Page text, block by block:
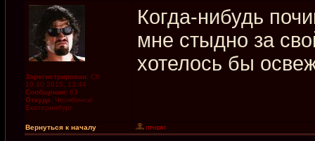
Зарегистрирован: Сб
10.10.2015, 13:44
Сообщения: 63
Откуда: Челябинск/
Екатеринбург
Когда-нибудь
мне стыдно за
хотелось бы
Вернуться к началу